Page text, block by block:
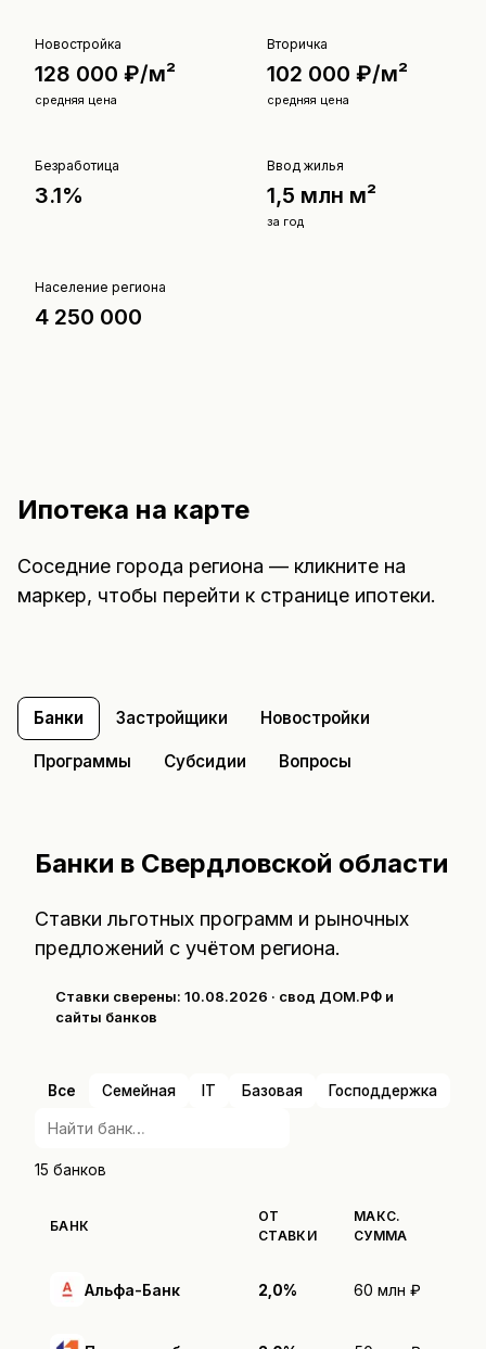
Новостройка
128 000 ₽/м²
средняя цена
Вторичка
102 000 ₽/м²
средняя цена
Безработица
3.1%
Ввод жилья
1,5 млн м²
за год
Население региона
4 250 000
Ипотека на карте
Соседние города региона — кликните на
маркер, чтобы перейти к странице ипотеки.
Банки Застройщики Новостройки
Программы Субсидии Вопросы
Банки в Свердловской области
Ставки льготных программ и рыночных
предложений с учётом региона.
Ставки сверены: 10.08.2026 · свод ДОМ.РФ и
сайты банков
Все Семейная IT Базовая Господдержка
15 банков
БАНК
ОТ
СТАВКИ
МАКС.
СУММА
Альфа-Банк 2,0% 60 млн ₽